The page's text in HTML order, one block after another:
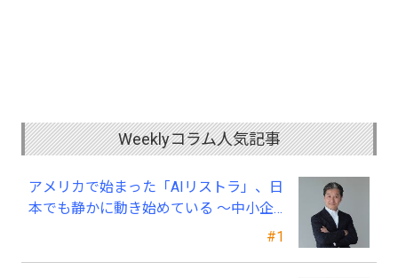
Weeklyコラム人気記事
#1
アメリカで始まった「AIリストラ」、日
本でも静かに動き始めている ～中小企
業経営者が今、見直すべき採用・業務・